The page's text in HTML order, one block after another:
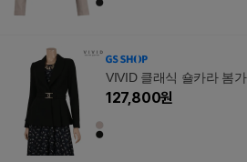
VIVID 클래식 숄카라 봄
127,800원